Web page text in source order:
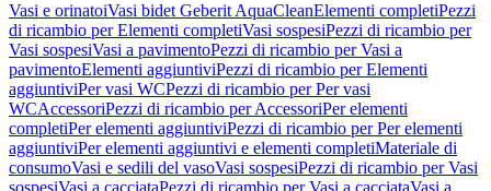
Vasi e orinatoiVasi bidet Geberit AquaCleanElementi completiPezzi
di ricambio per Elementi completiVasi sospesiPezzi di ricambio per
Vasi sospesiVasi a pavimentoPezzi di ricambio per Vasi a
pavimentoElementi aggiuntiviPezzi di ricambio per Elementi
aggiuntiviPer vasi WCPezzi di ricambio per Per vasi
WCAccessoriPezzi di ricambio per AccessoriPer elementi
completiPer elementi aggiuntiviPezzi di ricambio per Per elementi
aggiuntiviPer elementi aggiuntivi e elementi completiMateriale di
consumoVasi e sedili del vasoVasi sospesiPezzi di ricambio per Vasi
sospesiVasi a cacciataPezzi di ricambio per Vasi a cacciataVasi a